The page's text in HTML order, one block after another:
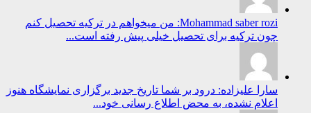
Mohammad saber rozi: من میخواهم در ترکیه تحصیل کنم
چون ترکیه برای تحصیل خیلی پیش رفته است...
سارا علیزاده: درود بر شما تاریخ جدید برگزاری نمایشگاه هنوز
اعلام نشده، به محض اطلاع رسانی خود...